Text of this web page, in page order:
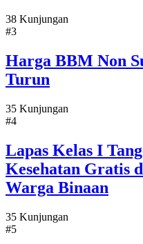
38 Kunjungan
#3
Harga BBM Non
Turun
35 Kunjungan
#4
Lapas Kelas I
Kesehatan Gratis
Warga Binaan
35 Kunjungan
#5